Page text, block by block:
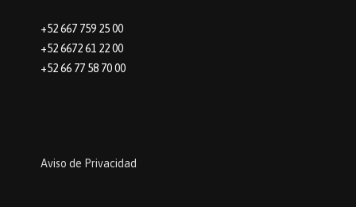
+52 667 759 25 00
+52 6672 61 22 00
+52 66 77 58 70 00
Aviso de Privacidad